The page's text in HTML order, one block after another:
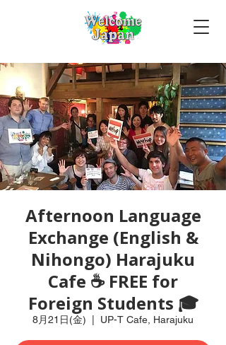
Afternoon Language
Exchange (English &
Nihongo) Harajuku
Cafe ☕ FREE for
Foreign Students 🎓
8月21日(金) UP-T Cafe, Harajuku